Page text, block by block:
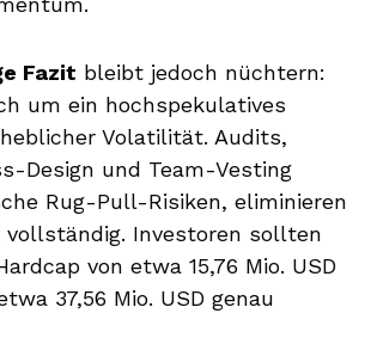
Fazit bleibt jedoch nüchtern:
um ein hochspekulatives
Volatilität. Audits,
Design und Team-Vesting
Rug-Pull-Risiken, eliminieren
vollständig. Investoren sollten
von etwa 15,76 Mio. USD
37,56 Mio. USD genau